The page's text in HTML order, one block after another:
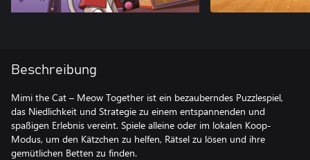
Beschreibung
Mimi the Cat – Meow Together ist ein bezauberndes Puzzlespiel,
das Niedlichkeit und Strategie zu einem entspannenden und
spaßigen Erlebnis vereint. Spiele alleine oder im lokalen Koop-
Modus, um den Kätzchen zu helfen, Rätsel zu lösen und ihre
gemütlichen Betten zu finden.